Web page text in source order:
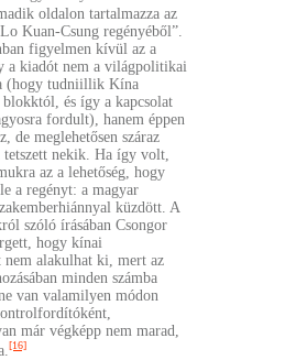
oldalon tartalmazza az
Kuan-Csung regényéből”.
figyelmen kívül az a
a kiadót nem a világpolitikai
(hogy tudniillik Kína
és így a kapcsolat
fordult), hanem éppen
de meglehetősen száraz
nekik. Ha így volt,
az a lehetőség, hogy
a regényt: a magyar
küzdött. A
szóló írásában Csongor
hogy kínai
alakulhat ki, mert az
minden számba
van valamilyen módon
már végképp nem marad,
[16]